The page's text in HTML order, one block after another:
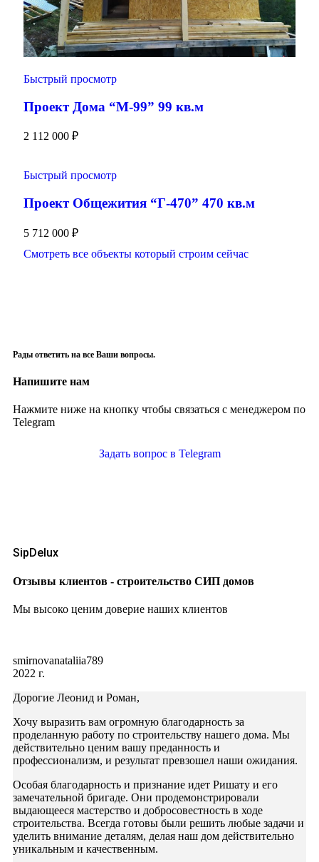
Быстрый просмотр
Проект Дома “М-99” 99 кв.м
2 112 000 ₽
Быстрый просмотр
Проект Общежития “Г-470” 470 кв.м
5 712 000 ₽
Смотреть все объекты который строим сейчас
Рады ответить на все Ваши вопросы.
Напишите нам
Нажмите ниже на кнопку чтобы связаться с менеджером по
Telegram
Задать вопрос в Telegram
SipDelux
Отзывы клиентов - строительство СИП домов
Мы высоко ценим доверие наших клиентов
smirnovanataliia789
2022 г.
Дорогие Леонид и Роман,
Хочу выразить вам огромную благодарность за
проделанную работу по строительству нашего дома. Мы
действительно ценим вашу преданность и
профессионализм, и результат превзошел наши ожидания.
Особая благодарность и признание идет Ришату и его
замечательной бригаде. Они продемонстрировали
выдающееся мастерство и добросовестность в ходе
строительства. Всегда готовы были решить любые задачи и
уделить внимание деталям, делая наш дом действительно
уникальным и качественным.